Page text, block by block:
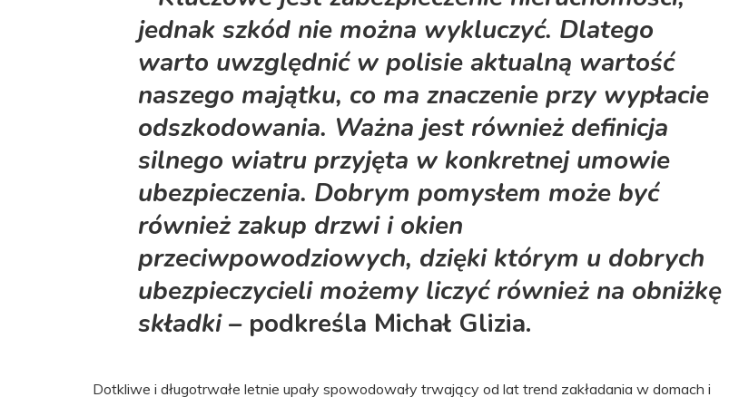
jednak szkód nie można wykluczyć. Dlatego
warto uwzględnić w polisie aktualną wartość
naszego majątku, co ma znaczenie przy wypłacie
odszkodowania. Ważna jest również definicja
silnego wiatru przyjęta w konkretnej umowie
ubezpieczenia. Dobrym pomysłem może być
również zakup drzwi i okien
przeciwpowodziowych, dzięki którym u dobrych
ubezpieczycieli możemy liczyć również na obniżkę
składki – podkreśla Michał Glizia.
Dotkliwe i długotrwałe letnie upały spowodowały trwający od lat trend zakładania w domach i